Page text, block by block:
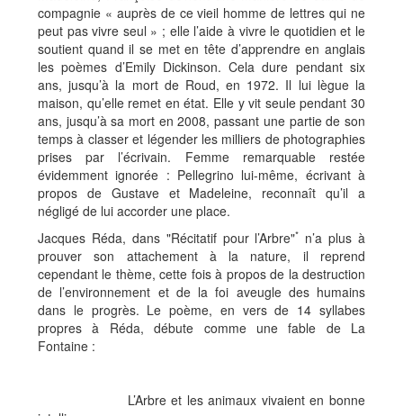
compagnie « auprès de ce vieil homme de lettres qui ne
peut pas vivre seul » ; elle l’aide à vivre le quotidien et le
soutient quand il se met en tête d’apprendre en anglais
les poèmes d’Emily Dickinson. Cela dure pendant six
ans, jusqu’à la mort de Roud, en 1972. Il lui lègue la
maison, qu’elle remet en état. Elle y vit seule pendant 30
ans, jusqu’à sa mort en 2008, passant une partie de son
temps à classer et légender les milliers de photographies
prises par l’écrivain. Femme remarquable restée
évidemment ignorée : Pellegrino lui-même, écrivant à
propos de Gustave et Madeleine, reconnaît qu’il a
négligé de lui accorder une place.
Jacques Réda, dans "Récitatif pour l’Arbre"* n’a plus à
prouver son attachement à la nature, il reprend
cependant le thème, cette fois à propos de la destruction
de l’environnement et de la foi aveugle des humains
dans le progrès. Le poème, en vers de 14 syllabes
propres à Réda, débute comme une fable de La
Fontaine :
L’Arbre et les animaux vivaient en bonne